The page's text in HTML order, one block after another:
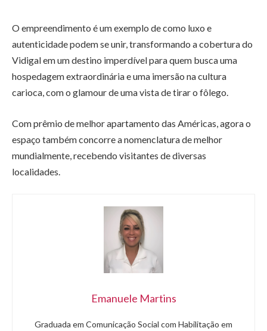
O empreendimento é um exemplo de como luxo e
autenticidade podem se unir, transformando a cobertura do
Vidigal em um destino imperdível para quem busca uma
hospedagem extraordinária e uma imersão na cultura
carioca, com o glamour de uma vista de tirar o fôlego.
Com prêmio de melhor apartamento das Américas, agora o
espaço também concorre a nomenclatura de melhor
mundialmente, recebendo visitantes de diversas
localidades.
Emanuele Martins
Graduada em Comunicação Social com Habilitação em